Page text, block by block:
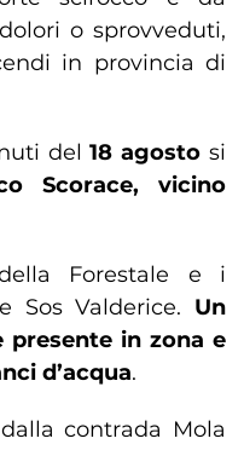
o sprovveduti,
in provincia di
del18 agostosi
Scorace, vicino
Forestale e i
Sos Valderice. Un
presente in zona e
d’acqua.
contrada Mola